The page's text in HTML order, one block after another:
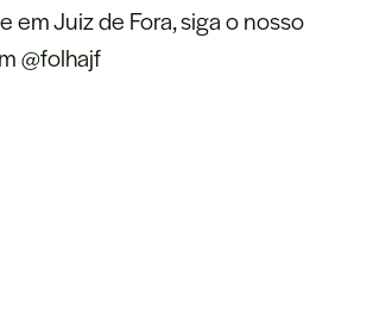
em Juiz de Fora, siga o nosso
@folhajf